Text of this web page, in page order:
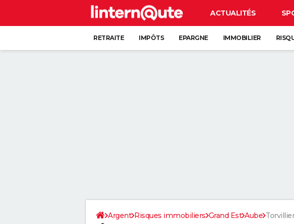
ACTUALITÉS
RETRAITE IMPÔTS EPARGNE IMMOBILIER
Argent Risques immobiliers Grand Est Aube